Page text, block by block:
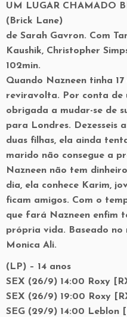
UM LUGAR CHAMADO
(Brick Lane)
de Sarah Gavron. Com
Kaushik, Christopher
102min.
Quando Nazneen tinha
reviravolta. Por conta de
obrigada a mudar-se de
para Londres. Dezesseis
duas filhas, ela ainda
marido não consegue a
Nazneen não tem
dia, ela conhece Karim,
ficam amigos. Com o
que fará Nazneen enfim
própria vida. Baseado no
Monica Ali.
(LP) – 14 anos
SEX (26/9) 14:00 Roxy
SEX (26/9) 19:00 Roxy
SEG (29/9) 14:00 Leblon